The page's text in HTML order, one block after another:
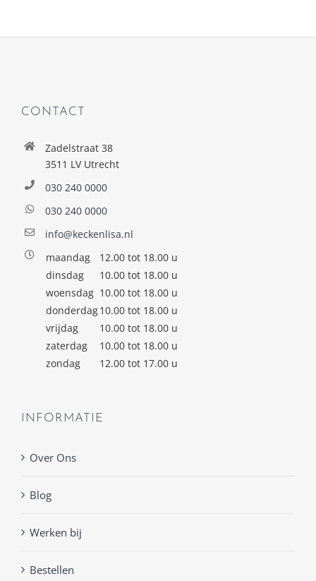
CONTACT
Zadelstraat 38
3511 LV Utrecht
030 240 0000
030 240 0000
info@keckenlisa.nl
maandag
12.00 tot 18.00 u
dinsdag
10.00 tot 18.00 u
woensdag 10.00 tot 18.00 u
donderdag10.00 tot 18.00 u
vrijdag
10.00 tot 18.00 u
zaterdag
10.00 tot 18.00 u
zondag
12.00 tot 17.00 u
INFORMATIE
Over Ons
Blog
Werken bij
Bestellen